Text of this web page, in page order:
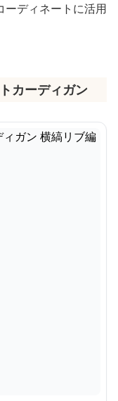
ーディネートに活用
カーディガン